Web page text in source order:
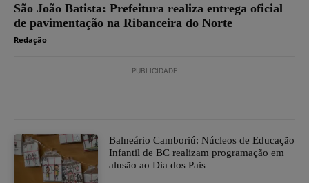
São João Batista: Prefeitura realiza entrega oficial
de pavimentação na Ribanceira do Norte
Redação
PUBLICIDADE
Balneário Camboriú: Núcleos de Educação
Infantil de BC realizam programação em
alusão ao Dia dos Pais